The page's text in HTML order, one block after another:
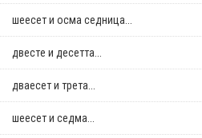
шеесет и осма седница...
двестe и десетта...
дваесет и трета...
шеесет и седма...